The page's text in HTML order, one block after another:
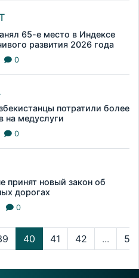
65-е место в Индексе
развития 2026 года
0
потратили более
на медуслуги
0
принят новый закон об
дорогах
0
40 41 42 ... 58